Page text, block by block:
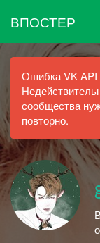
ВПОСТЕР
Ошибка VK API
сообщества
повторно.